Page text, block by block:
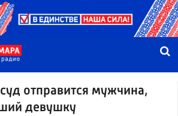
отправится мужчина,
девушку